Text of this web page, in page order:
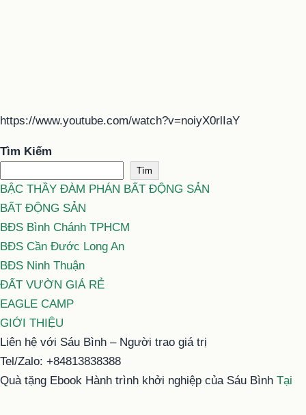
https://www.youtube.com/watch?v=noiyX0rlIaY
Tìm Kiếm
Tìm
BẬC THẦY ĐÀM PHÁN BẤT ĐỘNG SẢN
BẤT ĐỘNG SẢN
BĐS Bình Chánh TPHCM
BĐS Cần Đước Long An
BĐS Ninh Thuận
ĐẤT VƯỜN GIÁ RẺ
EAGLE CAMP
GIỚI THIỆU
Liên hệ với Sáu Bình – Người trao giá trị
Tel/Zalo: +84813838388
Quà tặng Ebook Hành trình khởi nghiệp của Sáu Bình Tại